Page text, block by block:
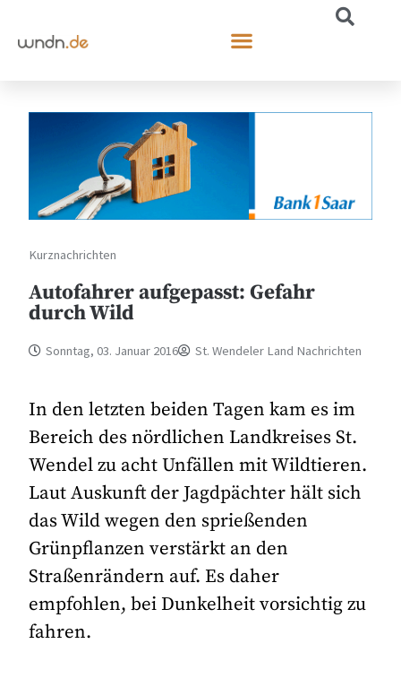
Kurznachrichten
Autofahrer aufgepasst: Gefahr
durch Wild
Sonntag, 03. Januar 2016 St. Wendeler Land Nachrichten
In den letzten beiden Tagen kam es im
Bereich des nördlichen Landkreises St.
Wendel zu acht Unfällen mit Wildtieren.
Laut Auskunft der Jagdpächter hält sich
das Wild wegen den sprießenden
Grünpflanzen verstärkt an den
Straßenrändern auf. Es daher
empfohlen, bei Dunkelheit vorsichtig zu
fahren.